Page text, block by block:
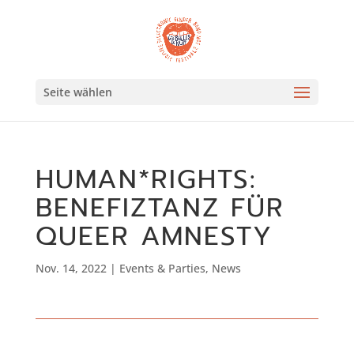
Seite wählen
HUMAN*RIGHTS:
BENEFIZTANZ FÜR
QUEER AMNESTY
Nov. 14, 2022| Events & Parties, News